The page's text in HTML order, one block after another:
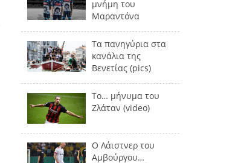
μνήμη του
Μαραντόνα
Τα πανηγύρια στα
κανάλια της
Βενετίας (pics)
Το… μήνυμα του
Ζλάταν (video)
Ο Λάιστνερ του
Αμβούργου…